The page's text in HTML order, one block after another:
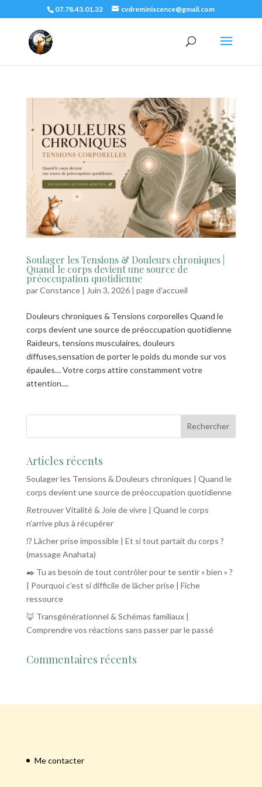
07.78.43.01.32 cvdreminiscence@gmail.com
Soulager les Tensions & Douleurs chroniques |
Quand le corps devient une source de
préoccupation quotidienne
parConstance| Juin 3, 2026| page d'accueil
Douleurs chroniques & Tensions corporelles Quand le
corps devient une source de préoccupation quotidienne
Raideurs, tensions musculaires, douleurs
diffuses,sensation de porter le poids du monde sur vos
épaules… Votre corps attire constamment votre
attention....
Articles récents
Soulager les Tensions & Douleurs chroniques | Quand le
corps devient une source de préoccupation quotidienne
Retrouver Vitalité & Joie de vivre | Quand le corps
n’arrive plus à récupérer
⁉️ Lâcher prise impossible | Et si tout partait du corps ?
(massage Anahata)
✒️ Tu as besoin de tout contrôler pour te sentir « bien » ?
| Pourquoi c’est si difficile de lâcher prise | Fiche
ressource
🦊 Transgénérationnel & Schémas familiaux |
Comprendre vos réactions sans passer par le passé
Commentaires récents
Me contacter